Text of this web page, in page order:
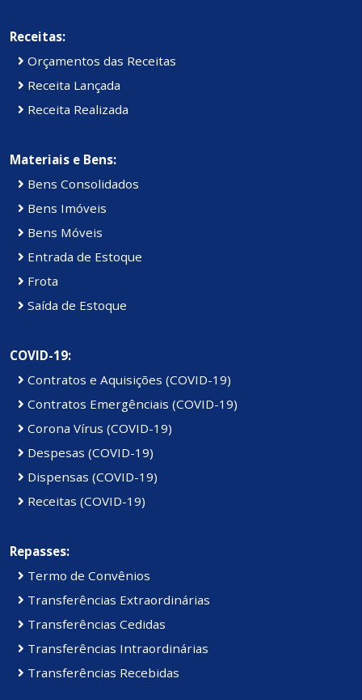
Receitas:
Orçamentos das Receitas
Receita Lançada
Receita Realizada
Materiais e Bens:
Bens Consolidados
Bens Imóveis
Bens Móveis
Entrada de Estoque
Frota
Saída de Estoque
COVID-19:
Contratos e Aquisições (COVID-19)
Contratos Emergênciais (COVID-19)
Corona Vírus (COVID-19)
Despesas (COVID-19)
Dispensas (COVID-19)
Receitas (COVID-19)
Repasses:
Termo de Convênios
Transferências Extraordinárias
Transferências Cedidas
Transferências Intraordinárias
Transferências Recebidas